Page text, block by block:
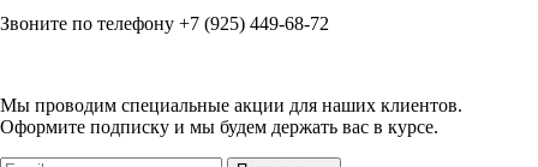
Звоните по телефону +7 (925) 449-68-72
Мы проводим специальные акции для наших клиентов.
Оформите подписку и мы будем держать вас в курсе.